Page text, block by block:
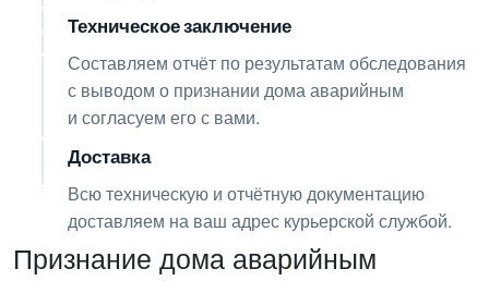
05 Техническое заключение
Составляем отчёт по результатам обследования
с выводом о признании дома аварийным
и согласуем его с вами.
Доставка
Всю техническую и отчётную документацию
доставляем на ваш адрес курьерской службой.
Признание дома аварийным